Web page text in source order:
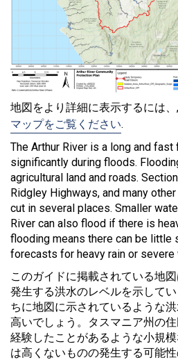
地図をより詳細に表示するには、,
マップをご覧ください.
The Arthur River is a long and
significantly during floods.
agricultural land and roads.
Ridgley Highways, and many
cut in several places. Smaller
River can also flood if there is
flooding means there can be little
forecasts for heavy rain or severe
このガイドに掲載されている地
発生する洪水のレベルを示して
ちに地図に示されているような
高いでしょう。タスマニア州の
経験したことがあるような小規
は高くないものの発生する可能